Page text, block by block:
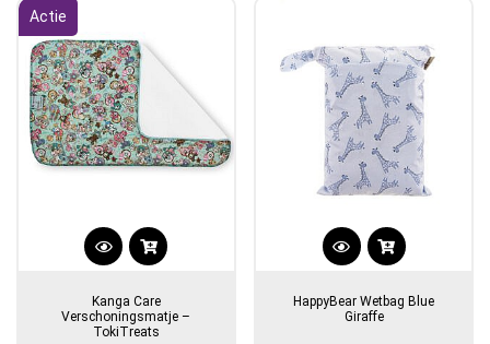
Actie
Kanga Care
Verschoningsmatje –
TokiTreats
HappyBear Wetbag Blue
Giraffe